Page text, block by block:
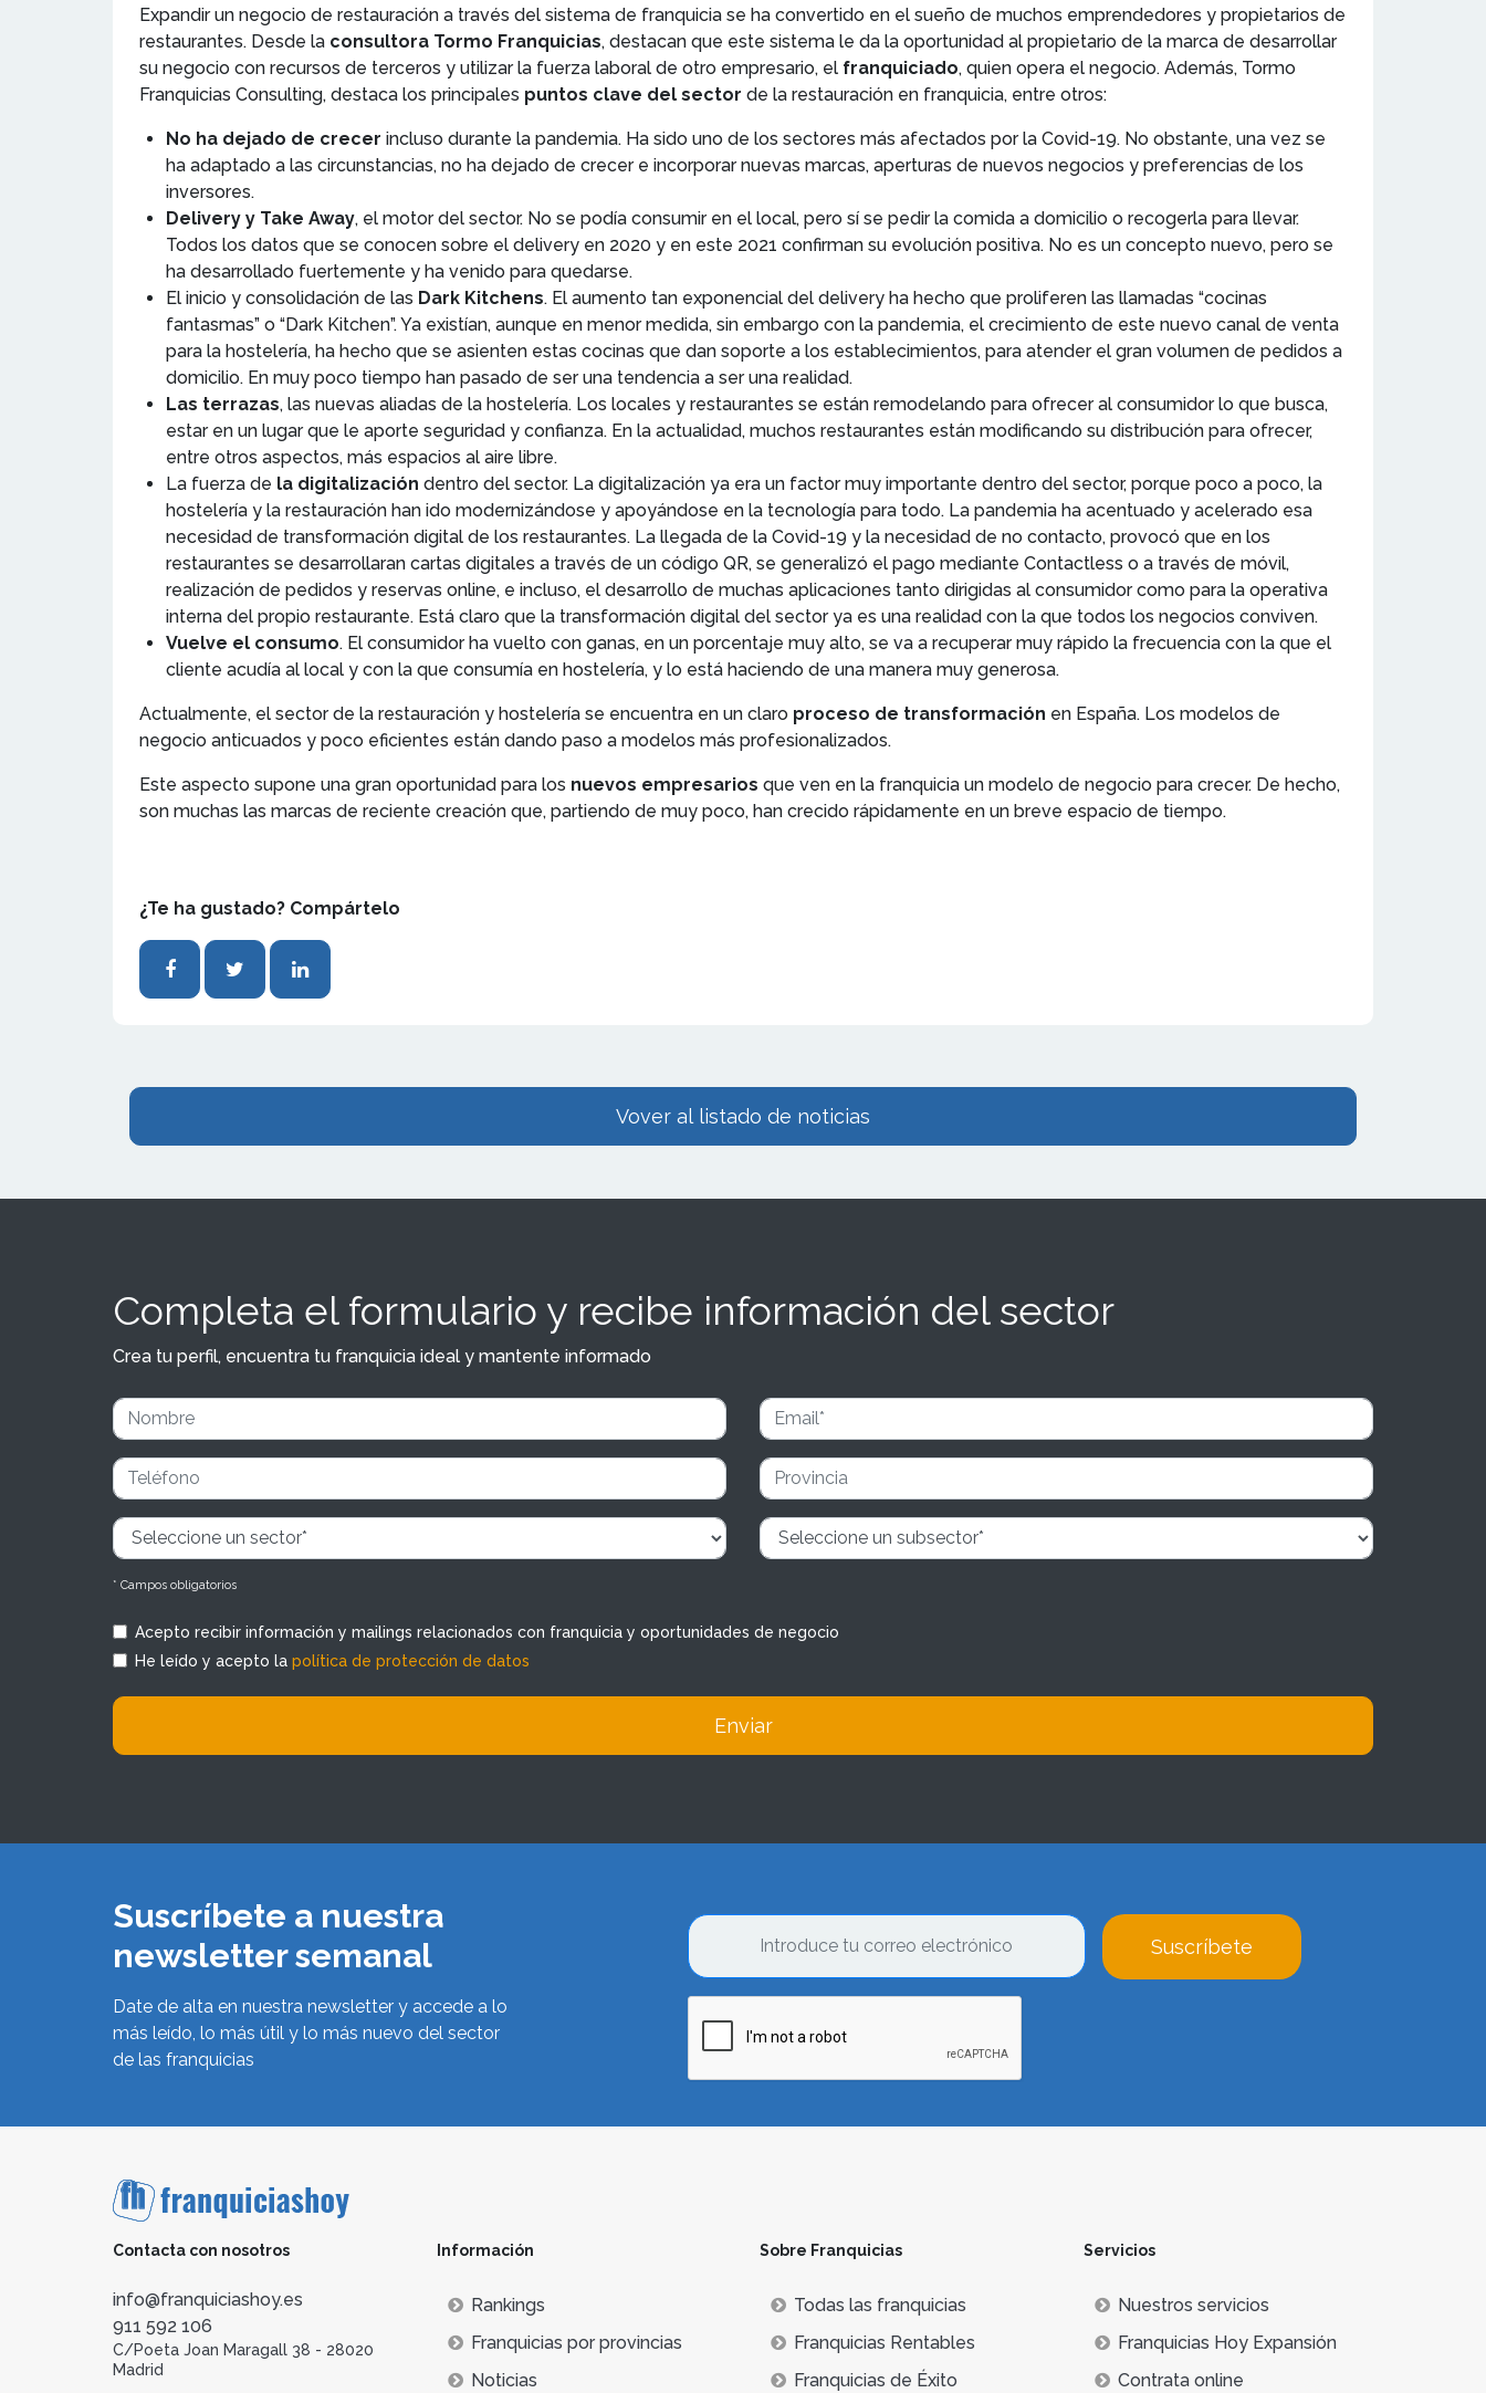
Expandir un negocio de restauración a través del sistema de franquicia se ha convertido en el sueño de muchos emprendedores y propietarios de
restaurantes. Desde la consultora Tormo Franquicias, destacan que este sistema le da la oportunidad al propietario de la marca de desarrollar
su negocio con recursos de terceros y utilizar la fuerza laboral de otro empresario, el franquiciado, quien opera el negocio. Además, Tormo
Franquicias Consulting, destaca los principales puntos clave del sector de la restauración en franquicia, entre otros:
No ha dejado de crecer incluso durante la pandemia. Ha sido uno de los sectores más afectados por la Covid-19. No obstante, una vez se
ha adaptado a las circunstancias, no ha dejado de crecer e incorporar nuevas marcas, aperturas de nuevos negocios y preferencias de los
inversores.
Delivery y Take Away, el motor del sector. No se podía consumir en el local, pero sí se pedir la comida a domicilio o recogerla para llevar.
Todos los datos que se conocen sobre el delivery en 2020 y en este 2021 confirman su evolución positiva. No es un concepto nuevo, pero se
ha desarrollado fuertemente y ha venido para quedarse.
El inicio y consolidación de las Dark Kitchens. El aumento tan exponencial del delivery ha hecho que proliferen las llamadas “cocinas
fantasmas” o “Dark Kitchen”. Ya existían, aunque en menor medida, sin embargo con la pandemia, el crecimiento de este nuevo canal de venta
para la hostelería, ha hecho que se asienten estas cocinas que dan soporte a los establecimientos, para atender el gran volumen de pedidos a
domicilio. En muy poco tiempo han pasado de ser una tendencia a ser una realidad.
Las terrazas, las nuevas aliadas de la hostelería. Los locales y restaurantes se están remodelando para ofrecer al consumidor lo que busca,
estar en un lugar que le aporte seguridad y confianza. En la actualidad, muchos restaurantes están modificando su distribución para ofrecer,
entre otros aspectos, más espacios al aire libre.
La fuerza de la digitalización dentro del sector. La digitalización ya era un factor muy importante dentro del sector, porque poco a poco, la
hostelería y la restauración han ido modernizándose y apoyándose en la tecnología para todo. La pandemia ha acentuado y acelerado esa
necesidad de transformación digital de los restaurantes. La llegada de la Covid-19 y la necesidad de no contacto, provocó que en los
restaurantes se desarrollaran cartas digitales a través de un código QR, se generalizó el pago mediante Contactless o a través de móvil,
realización de pedidos y reservas online, e incluso, el desarrollo de muchas aplicaciones tanto dirigidas al consumidor como para la operativa
interna del propio restaurante. Está claro que la transformación digital del sector ya es una realidad con la que todos los negocios conviven.
Vuelve el consumo. El consumidor ha vuelto con ganas, en un porcentaje muy alto, se va a recuperar muy rápido la frecuencia con la que el
cliente acudía al local y con la que consumía en hostelería, y lo está haciendo de una manera muy generosa.
Actualmente, el sector de la restauración y hostelería se encuentra en un claro proceso de transformación en España. Los modelos de
negocio anticuados y poco eficientes están dando paso a modelos más profesionalizados.
Este aspecto supone una gran oportunidad para los nuevos empresarios que ven en la franquicia un modelo de negocio para crecer. De hecho,
son muchas las marcas de reciente creación que, partiendo de muy poco, han crecido rápidamente en un breve espacio de tiempo.
¿Te ha gustado? Compártelo
Vover al listado de noticias
Completa el formulario y recibe información del sector
Crea tu perfil, encuentra tu franquicia ideal y mantente informado
* Campos obligatorios
Acepto recibir información y mailings relacionados con franquicia y oportunidades de negocio
He leído y acepto la política de protección de datos
Enviar
Suscríbete a nuestra
newsletter semanal
Date de alta en nuestra newsletter y accede a lo
más leído, lo más útil y lo más nuevo del sector
de las franquicias
Suscríbete
Contacta con nosotros
info@franquiciashoy.es
911 592 106
C/Poeta Joan Maragall 38 - 28020
Madrid
Información
Rankings
Franquicias por provincias
Noticias
Sobre Franquicias
Todas las franquicias
Franquicias Rentables
Franquicias de Éxito
Servicios
Nuestros servicios
Franquicias Hoy Expansión
Contrata online